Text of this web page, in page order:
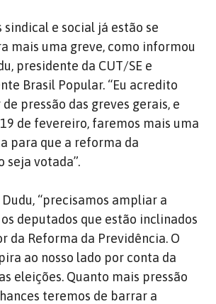
sindical e social já estão se
mais uma greve, como informou
presidente da CUT/SE e
Brasil Popular. “Eu acredito
pressão das greves gerais, e
de fevereiro, faremos mais uma
para que a reforma da
seja votada”.
“precisamos ampliar a
deputados que estão inclinados
da Reforma da Previdência. O
ao nosso lado por conta da
eleições. Quanto mais pressão
teremos de barrar a